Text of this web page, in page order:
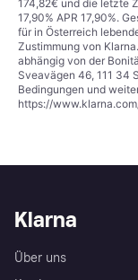
174,82€ und die letzte
17,90% APR 17,90%.
für in Österreich
Zustimmung von
abhängig von der
Sveavägen 46, 111 34
Bedingungen und
https://
Klarna
Über uns